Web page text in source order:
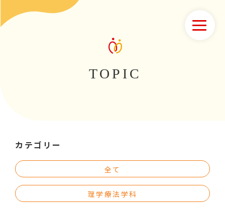
TOPIC
カテゴリー
全て
理学療法学科